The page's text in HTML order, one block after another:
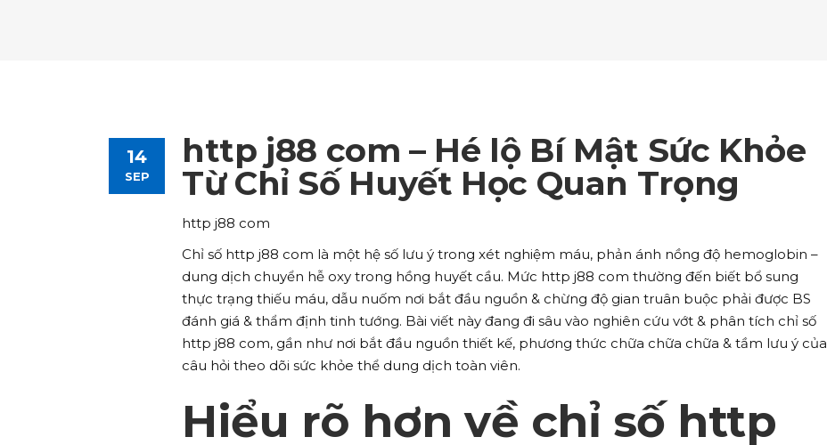
Team List Separators Video Button
Advanced Link Section
Team List
Google Maps
Image Gallery
Separators
Testimonials
Client Carousel
Video Button
14
SEP
http j88 com – Hé lộ Bí Mật Sức Khỏe
Từ Chỉ Số Huyết Học Quan Trọng
http j88 com
Chỉ số http j88 com là một hệ số lưu ý trong xét nghiệm máu, phản ánh nồng độ hemoglobin –
dung dịch chuyển hễ oxy trong hồng huyết cầu. Mức http j88 com thường đến biết bổ sung
thực trạng thiếu máu, dẫu nuốm nơi bắt đầu nguồn & chừng độ gian truân buộc phải được BS
đánh giá & thẩm định tinh tướng. Bài viết này đang đi sâu vào nghiên cứu vớt & phân tích chỉ số
http j88 com, gần như nơi bắt đầu nguồn thiết kế, phương thức chữa chữa chữa & tầm lưu ý của
câu hỏi theo dõi sức khỏe thể dung dịch toàn viên.
Hiểu rõ hơn về chỉ số http